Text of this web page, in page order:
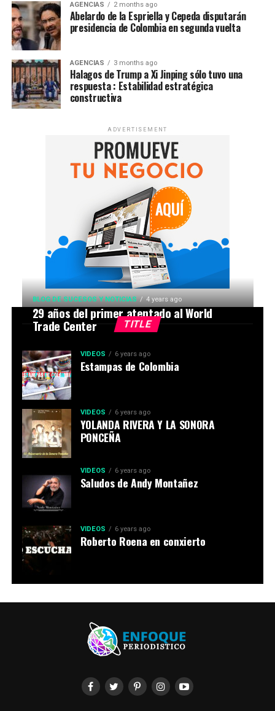
AGENCIAS 2 months ago
Abelardo de la Espriella y Cepeda disputarán
presidencia de Colombia en segunda vuelta
AGENCIAS 3 months ago
Halagos de Trump a Xi Jinping sólo tuvo una
respuesta : Estabilidad estratégica
constructiva
ADVERTISEMENT
TITLE
BLOG DE SUCESOS Y NOTICIAS 4 years ago
29 años del primer atentado al World
Trade Center
VIDEOS 6 years ago
Estampas de Colombia
VIDEOS 6 years ago
YOLANDA RIVERA Y LA SONORA
PONCEÑA
VIDEOS 6 years ago
Saludos de Andy Montañez
VIDEOS 6 years ago
Roberto Roena en conxierto